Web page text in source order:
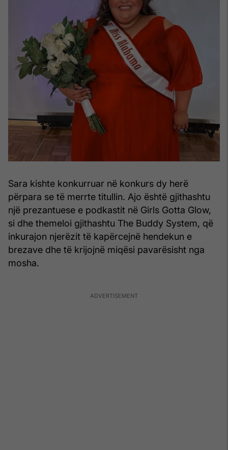
Sara kishte konkurruar në konkurs dy herë
përpara se të merrte titullin. Ajo është gjithashtu
një prezantuese e podkastit në Girls Gotta Glow,
si dhe themeloi gjithashtu The Buddy System, që
inkurajon njerëzit të kapërcejnë hendekun e
brezave dhe të krijojnë miqësi pavarësisht nga
mosha.